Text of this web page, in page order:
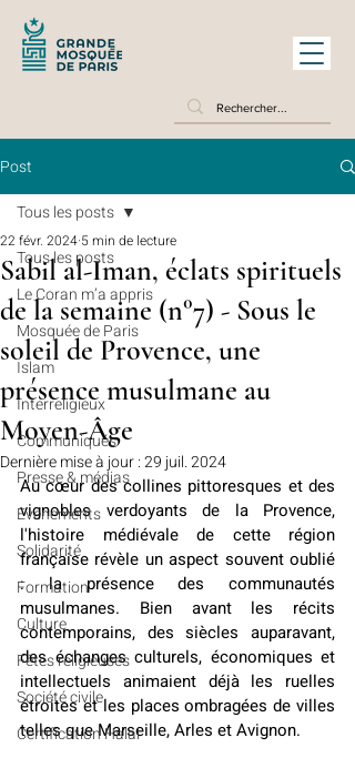
Post
Tous les posts
Le Coran m’a appris
Mosquée de Paris
Islam
Interreligieux
Communiqués
Presse & médias
Evénements
Solidarité
Formation
Culture
Fêtes religieuses
Société civile
Certification Halal
Tous les posts
Sabil al-Iman, éclats spirituels
de la semaine (n°7) - Sous le
soleil de Provence, une
présence musulmane au
Moyen-Âge
22 févr. 2024 5 min de lecture
Dernière mise à jour :29 juil. 2024
Au cœur des collines pittoresques et des
vignobles verdoyants de la Provence,
l'histoire médiévale de cette région
française révèle un aspect souvent oublié
: la présence des communautés
musulmanes. Bien avant les récits
contemporains, des siècles auparavant,
des échanges culturels, économiques et
intellectuels animaient déjà les ruelles
étroites et les places ombragées de villes
telles que Marseille, Arles et Avignon.